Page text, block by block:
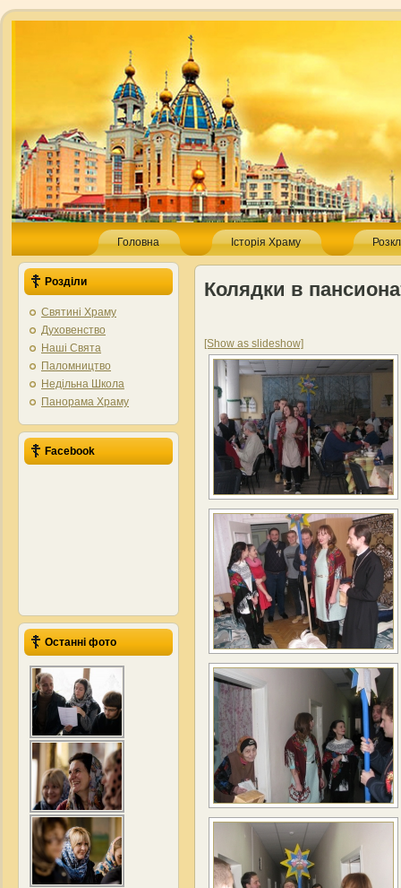
Головна Історія Храму
Розділи
Святині Храму
Духовенство
Наші Свята
Паломництво
Недільна Школа
Панорама Храму
Facebook
Останні фото
Колядки в
[Show as slideshow]